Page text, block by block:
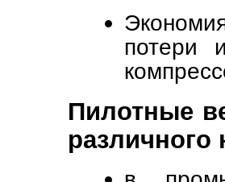
потери
Пилотные
различного